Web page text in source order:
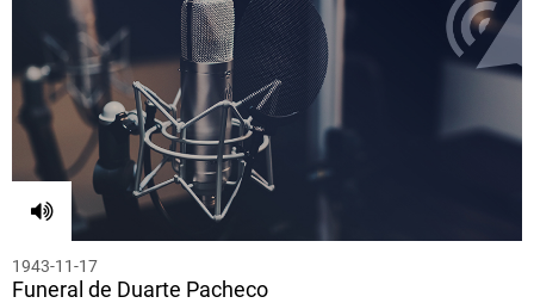
1943-11-17
Funeral de Duarte Pacheco